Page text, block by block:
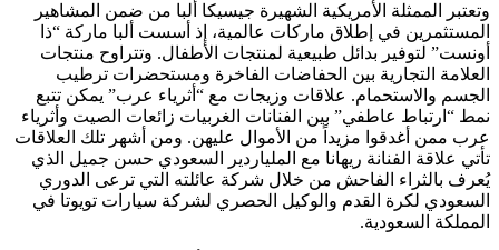
وتعتبر الممثلة الأمريكية الشهيرة جيسيكا ألبا من ضمن المشاهير
المستثمرين في إطلاق ماركات عالمية، إذ أسست ألبا ماركة “ذا
أونست” لتوفير بدائل طبيعية لمنتجات الأطفال. وتتراوح منتجات
العلامة التجارية بين الحفاضات الفاخرة ومستحضرات ترطيب
الجسم والاستحمام. علاقات وزيجات مع “أثرياء عرب” يمكن تتبع
نمط “ارتباط عاطفي” بين الفنانات الغربيات زائعات الصيت وأثرياء
عرب ممن أغدقوا مزيداً من الأموال عليهن. ومن أشهر تلك العلاقات
تأتي علاقة الفنانة ريهانا مع الملياردير السعودي حسن جميل الذي
يُعرف بالثراء الفاحش من خلال شركة عائلته التي ترعى الدوري
السعودي لكرة القدم والوكيل الحصري لشركة سيارات تويوتا في
المملكة السعودية.